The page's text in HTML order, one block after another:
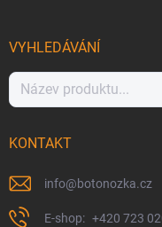
VYHLEDÁVÁNÍ
KONTAKT
info@botonozka.cz
+420 723